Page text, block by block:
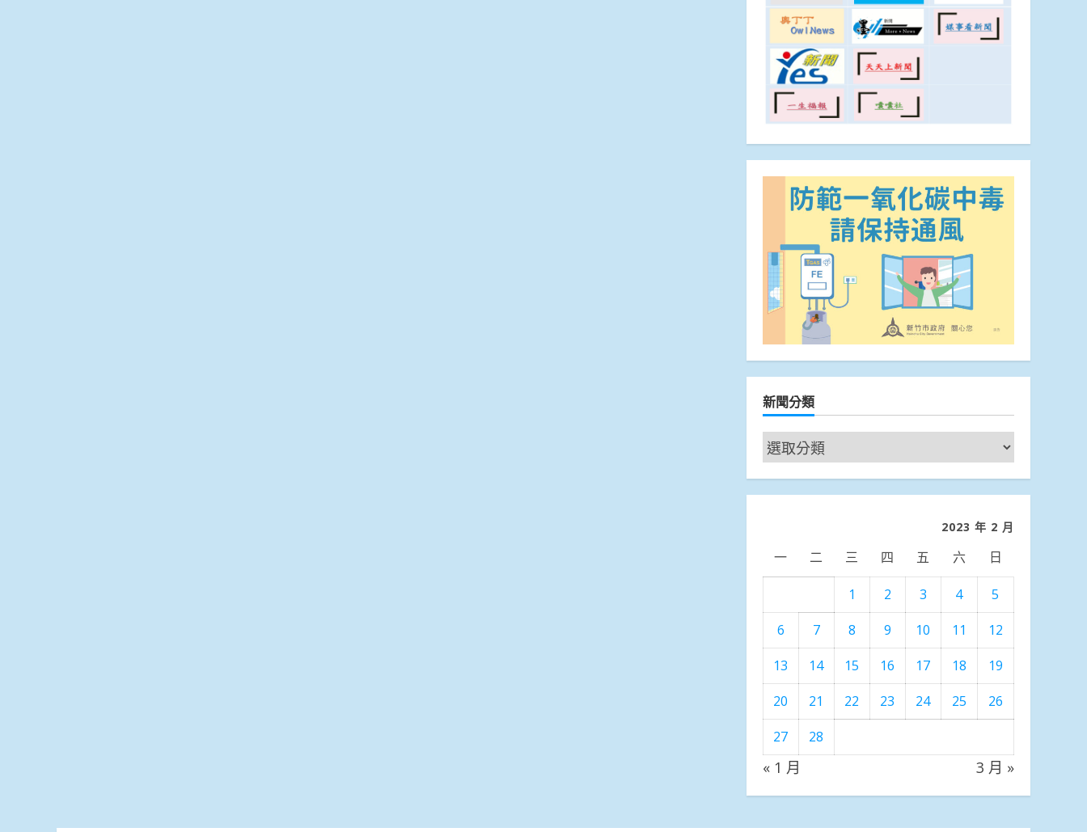
新聞分類
新
聞
分
2023 年 2 月
一 二 三 四 五 六 日
1 2 3 4
5
6
7 8 9 10 11
12
13
14 15 16 17 18
19
20
21 22 23 24 25
26
27
28
« 1 月 3 月 »